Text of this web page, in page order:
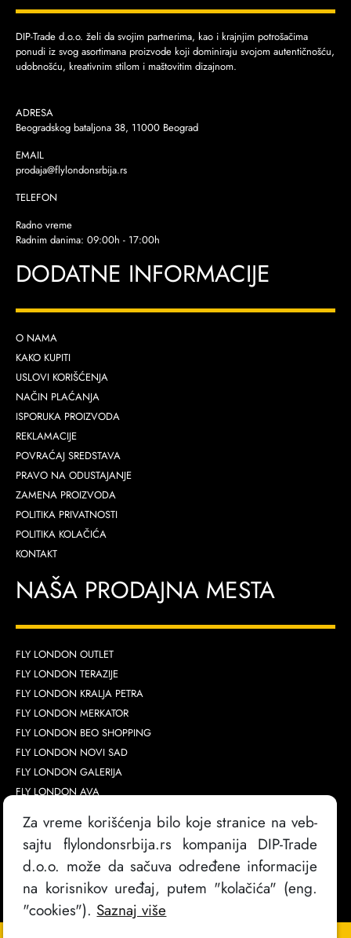
DIP-Trade d.o.o. želi da svojim partnerima, kao i krajnjim potrošačima
ponudi iz svog asortimana proizvode koji dominiraju svojom autentičnošću,
udobnošću, kreativnim stilom i maštovitim dizajnom.
ADRESA
Beogradskog bataljona 38, 11000 Beograd
EMAIL
prodaja@flylondonsrbija.rs
TELEFON
Radno vreme
Radnim danima: 09:00h - 17:00h
DODATNE INFORMACIJE
O NAMA
KAKO KUPITI
USLOVI KORIŠĆENJA
NAČIN PLAĆANJA
ISPORUKA PROIZVODA
REKLAMACIJE
POVRAĆAJ SREDSTAVA
PRAVO NA ODUSTAJANJE
ZAMENA PROIZVODA
POLITIKA PRIVATNOSTI
POLITIKA KOLAČIĆA
KONTAKT
NAŠA PRODAJNA MESTA
FLY LONDON OUTLET
FLY LONDON TERAZIJE
FLY LONDON KRALJA PETRA
FLY LONDON MERKATOR
FLY LONDON BEO SHOPPING
FLY LONDON NOVI SAD
FLY LONDON GALERIJA
FLY LONDON AVA
Za vreme korišćenja bilo koje stranice na veb-
sajtu flylondonsrbija.rs kompanija DIP-Trade
d.o.o. može da sačuva određene informacije
na korisnikov uređaj, putem "kolačića" (eng.
"cookies"). Saznaj više